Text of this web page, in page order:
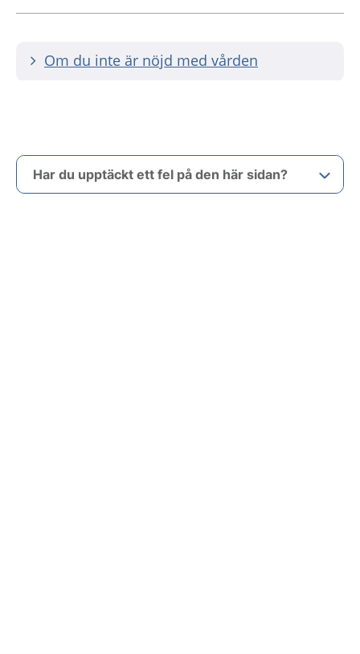
Om du inte är nöjd med vården
Har du upptäckt ett fel på den här sidan?